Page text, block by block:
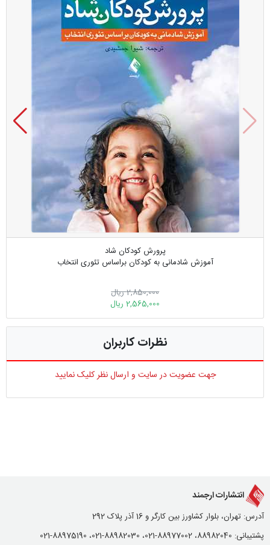
پرورش کودکان شاد
آموزش شادمانی به کودکان براساس تئوری انتخاب
2,850,000 ریال
2,565,000 ریال
نظرات کاربران
جهت عضویت در سایت و ارسال نظر کلیک نمایید
انتشارات ارجمند
آدرس: تهران، بلوار کشاورز بین کارگر و 16 آذر پلاک 292
پشتیبانی: 88982040، 88977002-021، 88982030-021، 88975190-021